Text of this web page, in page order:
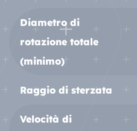
Diametro di
rotazione totale
(minimo)
Raggio di sterzata
Velocità di